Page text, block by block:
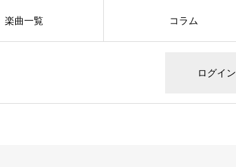
ログイン
楽曲一覧 コラム